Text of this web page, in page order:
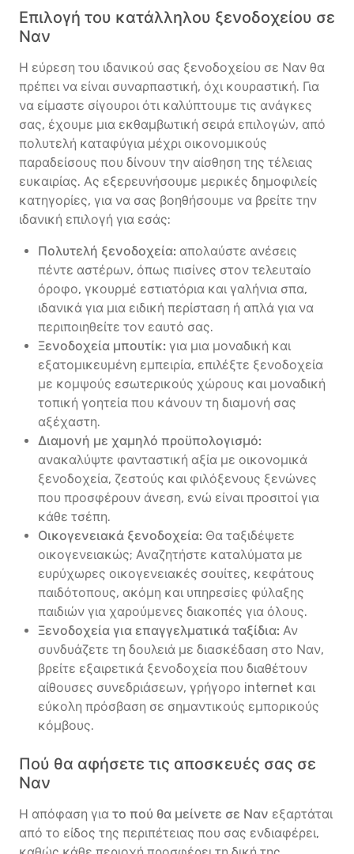
Επιλογή του κατάλληλου ξενοδοχείου σε
Ναν
Η εύρεση του ιδανικού σας ξενοδοχείου σε Ναν θα
πρέπει να είναι συναρπαστική, όχι κουραστική. Για
να είμαστε σίγουροι ότι καλύπτουμε τις ανάγκες
σας, έχουμε μια εκθαμβωτική σειρά επιλογών, από
πολυτελή καταφύγια μέχρι οικονομικούς
παραδείσους που δίνουν την αίσθηση της τέλειας
ευκαιρίας. Ας εξερευνήσουμε μερικές δημοφιλείς
κατηγορίες, για να σας βοηθήσουμε να βρείτε την
ιδανική επιλογή για εσάς:
Πολυτελή ξενοδοχεία: απολαύστε ανέσεις
πέντε αστέρων, όπως πισίνες στον τελευταίο
όροφο, γκουρμέ εστιατόρια και γαλήνια σπα,
ιδανικά για μια ειδική περίσταση ή απλά για να
περιποιηθείτε τον εαυτό σας.
Ξενοδοχεία μπουτίκ: για μια μοναδική και
εξατομικευμένη εμπειρία, επιλέξτε ξενοδοχεία
με κομψούς εσωτερικούς χώρους και μοναδική
τοπική γοητεία που κάνουν τη διαμονή σας
αξέχαστη.
Διαμονή με χαμηλό προϋπολογισμό:
ανακαλύψτε φανταστική αξία με οικονομικά
ξενοδοχεία, ζεστούς και φιλόξενους ξενώνες
που προσφέρουν άνεση, ενώ είναι προσιτοί για
κάθε τσέπη.
Οικογενειακά ξενοδοχεία: Θα ταξιδέψετε
οικογενειακώς; Αναζητήστε καταλύματα με
ευρύχωρες οικογενειακές σουίτες, κεφάτους
παιδότοπους, ακόμη και υπηρεσίες φύλαξης
παιδιών για χαρούμενες διακοπές για όλους.
Ξενοδοχεία για επαγγελματικά ταξίδια: Αν
συνδυάζετε τη δουλειά με διασκέδαση στο Ναν,
βρείτε εξαιρετικά ξενοδοχεία που διαθέτουν
αίθουσες συνεδριάσεων, γρήγορο internet και
εύκολη πρόσβαση σε σημαντικούς εμπορικούς
κόμβους.
Πού θα αφήσετε τις αποσκευές σας σε
Ναν
Η απόφαση για το πού θα μείνετε σε Ναν εξαρτάται
από το είδος της περιπέτειας που σας ενδιαφέρει,